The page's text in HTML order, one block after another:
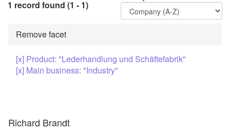
1 record found (1 - 1)
Remove facet
[x] Product: "Lederhandlung und Schäftefabrik"
[x] Main business: "Industry"
Richard Brandt